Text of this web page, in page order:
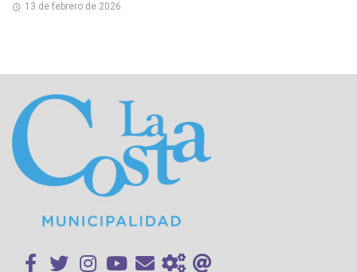
13 de febrero de 2026